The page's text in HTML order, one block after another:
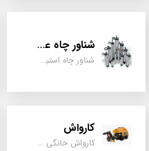
شناور چاه عمیق
شناور چاه استیل ، تک فاز و سه فاز، یک اینچ به بالا
کارواش
کارواش خانگی و صنعتی و نیمه صنعتی